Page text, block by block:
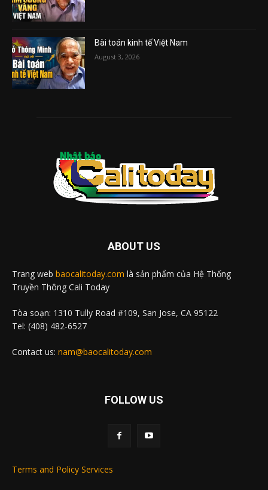
Bài toán kinh tế Việt Nam
August 3, 2026
ABOUT US
Trang web baocalitoday.com là sản phẩm của Hệ Thống
Truyền Thông Cali Today
Tòa soạn: 1310 Tully Road #109, San Jose, CA 95122
Tel: (408) 482-6527
Contact us: nam@baocalitoday.com
FOLLOW US
Terms and Policy Services